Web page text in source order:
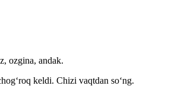
ozgina, andak.
keldi. Chizi vaqtdan soʻng.